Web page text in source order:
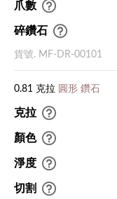
爪數
碎鑽石
貨號. MF-DR-00101
0.81 克拉 圓形 鑽石
克拉
顏色
淨度
切割